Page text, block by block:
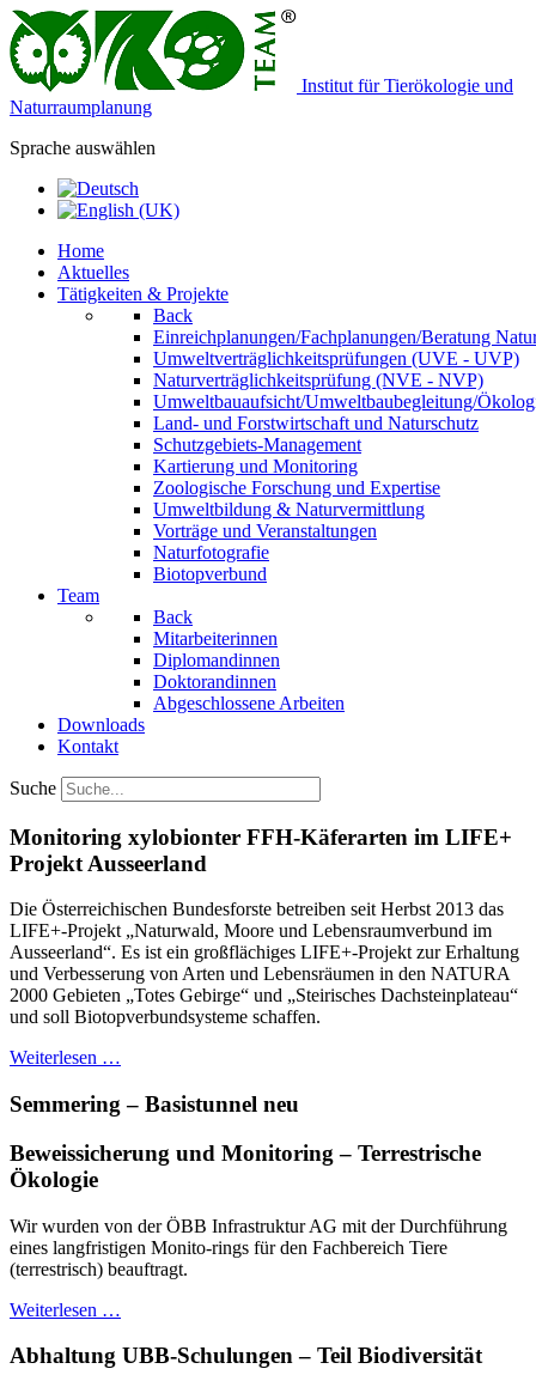
Institut für Tierökologie und
Naturraumplanung
Sprache auswählen
Home
Aktuelles
Tätigkeiten & Projekte
Back
Einreichplanungen/Fachplanungen/Beratung
Umweltverträglichkeitsprüfungen (UVE - UVP)
Naturverträglichkeitsprüfung (NVE - NVP)
Umweltbauaufsicht/Umweltbaubegleitung/
Land- und Forstwirtschaft und Naturschutz
Schutzgebiets-Management
Kartierung und Monitoring
Zoologische Forschung und Expertise
Umweltbildung & Naturvermittlung
Vorträge und Veranstaltungen
Naturfotografie
Biotopverbund
Team
Back
Mitarbeiterinnen
Diplomandinnen
Doktorandinnen
Abgeschlossene Arbeiten
Downloads
Kontakt
Suche
Monitoring xylobionter FFH-Käferarten im LIFE+
Projekt Ausseerland
Die Österreichischen Bundesforste betreiben seit Herbst 2013 das
LIFE+-Projekt „Naturwald, Moore und Lebensraumverbund im
Ausseerland“. Es ist ein großflächiges LIFE+-Projekt zur Erhaltung
und Verbesserung von Arten und Lebensräumen in den NATURA
2000 Gebieten „Totes Gebirge“ und „Steirisches Dachsteinplateau“
und soll Biotopverbundsysteme schaffen.
Weiterlesen …
Semmering – Basistunnel neu
Beweissicherung und Monitoring – Terrestrische
Ökologie
Wir wurden von der ÖBB Infrastruktur AG mit der Durchführung
eines langfristigen Monito-rings für den Fachbereich Tiere
(terrestrisch) beauftragt.
Weiterlesen …
Abhaltung UBB-Schulungen – Teil Biodiversität